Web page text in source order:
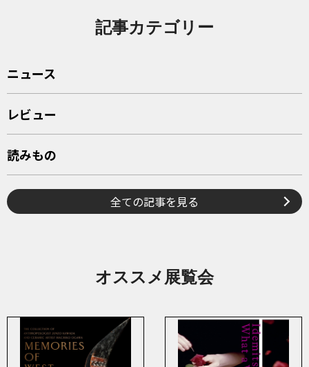
記事カテゴリー
ニュース
レビュー
読みもの
全ての記事を見る
オススメ展覧会